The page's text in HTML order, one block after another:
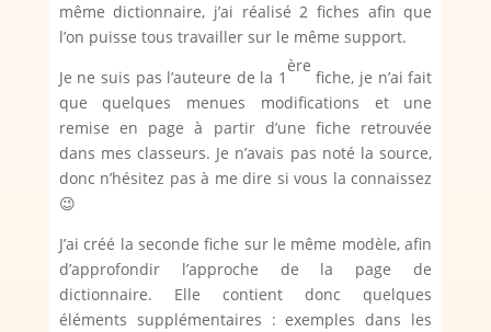
même dictionnaire, j’ai réalisé 2 fiches afin que
l’on puisse tous travailler sur le même support.
Je ne suis pas l’auteure de la 1
ère
fiche, je n’ai fait
que quelques menues modifications et une
remise en page à partir d’une fiche retrouvée
dans mes classeurs. Je n’avais pas noté la source,
donc n’hésitez pas à me dire si vous la connaissez
😉
J’ai créé la seconde fiche sur le même modèle, afin
d’approfondir l’approche de la page de
dictionnaire. Elle contient donc quelques
éléments supplémentaires : exemples dans les